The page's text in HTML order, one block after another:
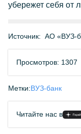
убережет себя от
Источник: АО «ВУЗ-
Просмотров: 1307
Метки:ВУЗ-банк
Читайте нас в